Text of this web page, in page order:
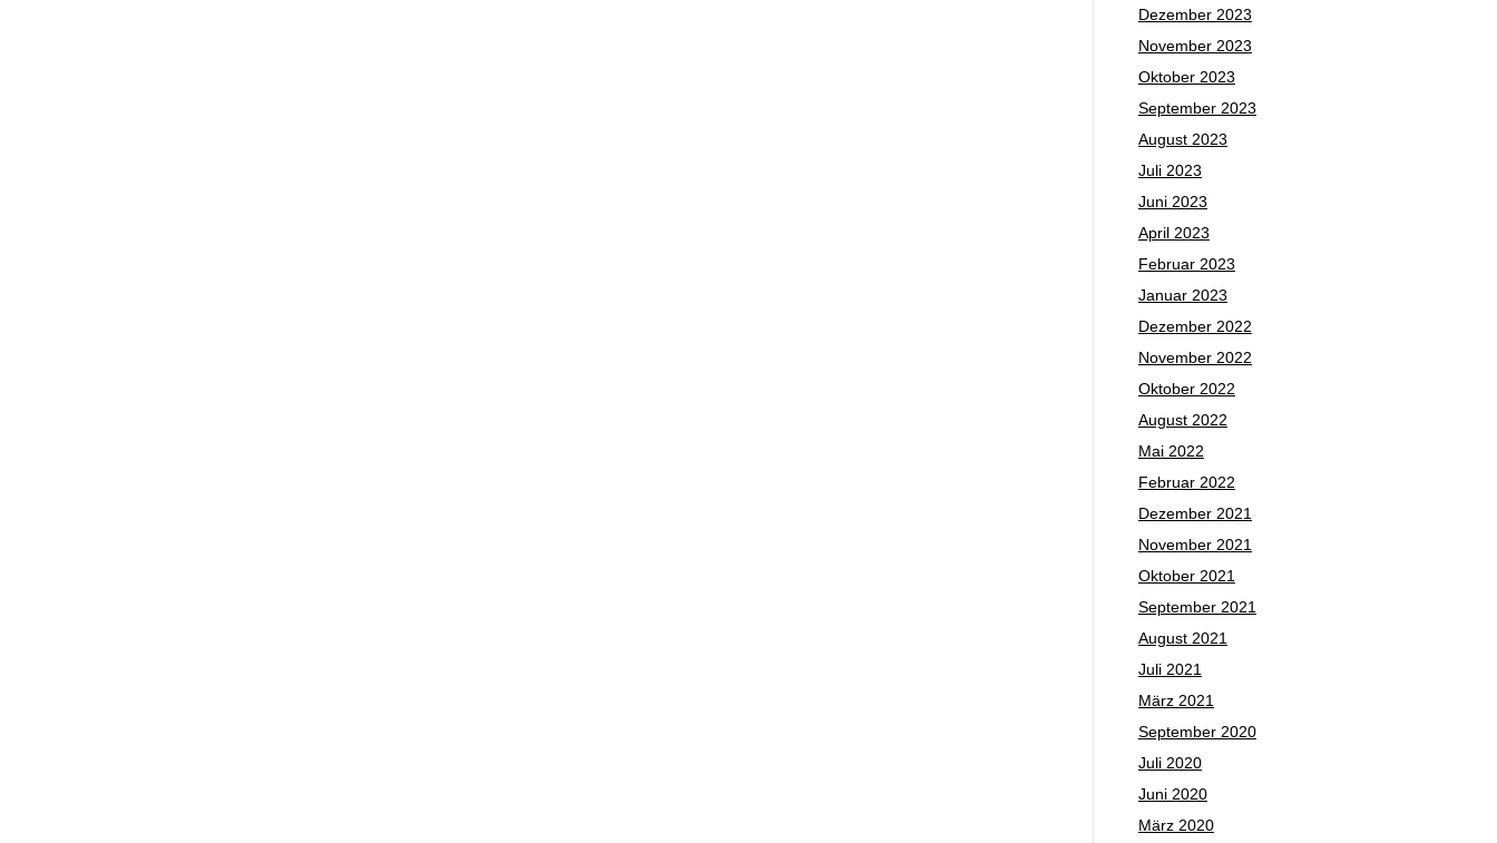
Dezember 2023
November 2023
Oktober 2023
September 2023
August 2023
Juli 2023
Juni 2023
April 2023
Februar 2023
Januar 2023
Dezember 2022
November 2022
Oktober 2022
August 2022
Mai 2022
Februar 2022
Dezember 2021
November 2021
Oktober 2021
September 2021
August 2021
Juli 2021
März 2021
September 2020
Juli 2020
Juni 2020
März 2020